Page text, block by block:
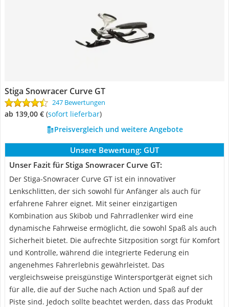
Stiga Snowracer Curve GT
247 Bewertungen
ab 139,00 € ( Sofort lieferbar)
Preisvergleich und weitere Angebote
Unsere Bewertung: GUT
Unser Fazit für Stiga Snowracer Curve GT:
Der Stiga-Snowracer Curve GT ist ein innovativer
Lenkschlitten, der sich sowohl für Anfänger als auch für
erfahrene Fahrer eignet. Mit seiner einzigartigen
Kombination aus Skibob und Fahrradlenker wird eine
dynamische Fahrweise ermöglicht, die sowohl Spaß als auch
Sicherheit bietet. Die aufrechte Sitzposition sorgt für Komfort
und Kontrolle, während die integrierte Federung ein
angenehmes Fahrerlebnis gewährleistet. Das
vergleichsweise preisgünstige Wintersportgerät eignet sich
für alle, die auf der Suche nach Action und Spaß auf der
Piste sind. Jedoch sollte beachtet werden, dass das Produkt